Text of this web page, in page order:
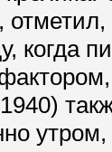
когда